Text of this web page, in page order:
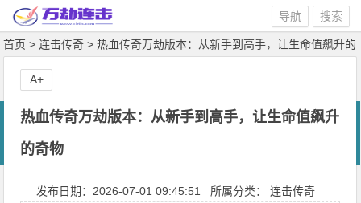
搜索
导航
首页 >连击传奇 >热血传奇万劫版本：从新手到高手，让生命值飙升的
奇物> 正文
热血传奇万劫版本：从新手到高手，让生命值飙升
的奇物
发布日期：2026-07-01 09:45:51 所属分类：连击传奇
A+